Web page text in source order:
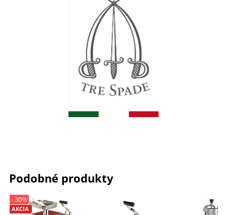
Podobné produkty
AKCIA
- 30%